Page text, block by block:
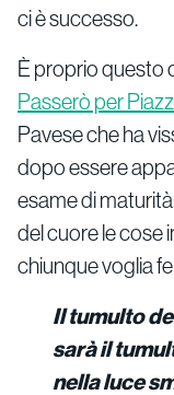
ci è successo.
È proprio questo
Passerò per
Pavese che ha
dopo essere
esame di
del cuore le cose
chiunque voglia
Il tumulto
sarà il
nella luce